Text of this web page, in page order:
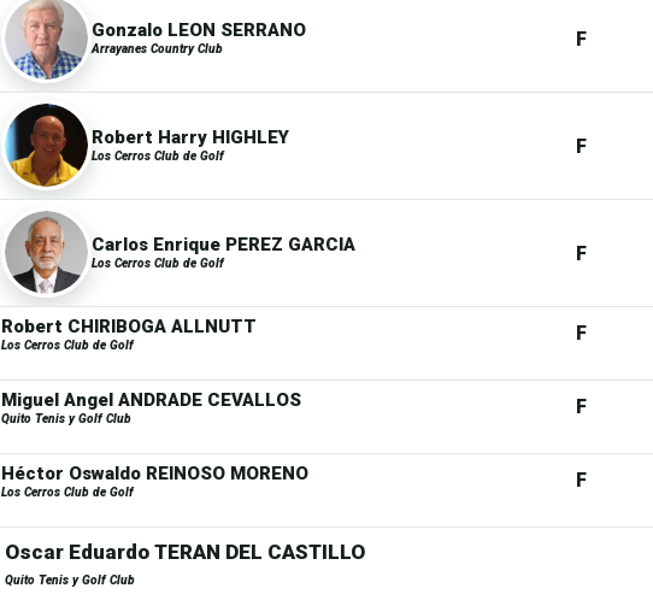
Gonzalo LEON SERRANO
Arrayanes Country Club F
Robert Harry HIGHLEY
Los Cerros Club de Golf F
Carlos Enrique PEREZ GARCIA
Los Cerros Club de Golf F
Robert CHIRIBOGA ALLNUTT
Los Cerros Club de Golf
F
Miguel Angel ANDRADE CEVALLOS
Quito Tenis y Golf Club
F
Héctor Oswaldo REINOSO MORENO
Los Cerros Club de Golf
F
Oscar Eduardo TERAN DEL CASTILLO
Quito Tenis y Golf Club